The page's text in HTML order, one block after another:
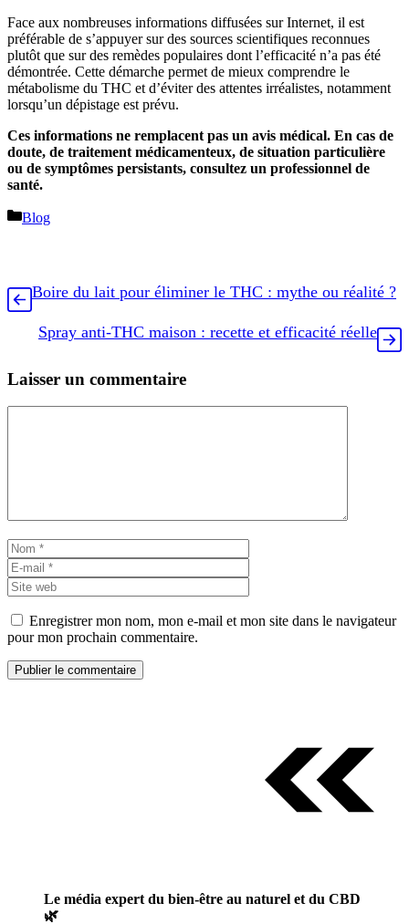
Face aux nombreuses informations diffusées sur Internet, il est
préférable de s’appuyer sur des sources scientifiques reconnues
plutôt que sur des remèdes populaires dont l’efficacité n’a pas été
démontrée. Cette démarche permet de mieux comprendre le
métabolisme du THC et d’éviter des attentes irréalistes, notamment
lorsqu’un dépistage est prévu.
Ces informations ne remplacent pas un avis médical. En cas de
doute, de traitement médicamenteux, de situation particulière
ou de symptômes persistants, consultez un professionnel de
santé.
Catégories
Blog
Boire du lait pour éliminer le THC : mythe ou réalité ?
Spray anti-THC maison : recette et efficacité réelle
Laisser un commentaire
Nom
mail
web
Enregistrer mon nom, mon e-mail et mon site dans le navigateur
pour mon prochain commentaire.
Le média expert du bien-être au naturel et du CBD
🌿